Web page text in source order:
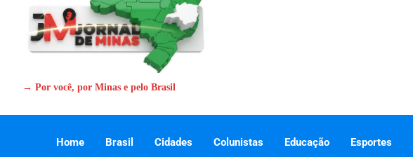
→ Por você, por Minas e pelo Brasil
Home Brasil Cidades Colunistas Educação Esportes